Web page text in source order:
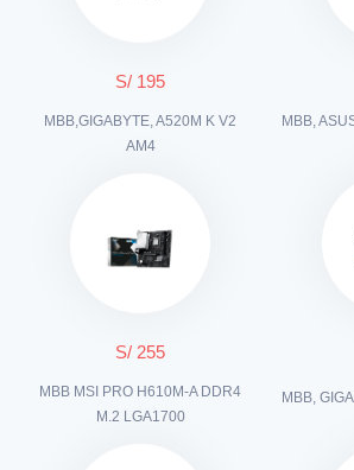
S/ 195
MBB,GIGABYTE, A520M K V2
AM4
MBB,
S/ 255
MBB MSI PRO H610M-A DDR4
M.2 LGA1700
MBB,